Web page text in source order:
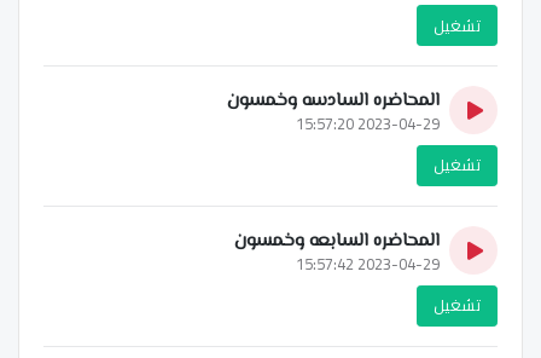
تشغيل
المحاضره السادسه وخمسون
2023-04-29 15:57:20
تشغيل
المحاضره السابعه وخمسون
2023-04-29 15:57:42
تشغيل